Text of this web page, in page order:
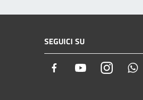
SEGUICI SU
Facebook Youtube